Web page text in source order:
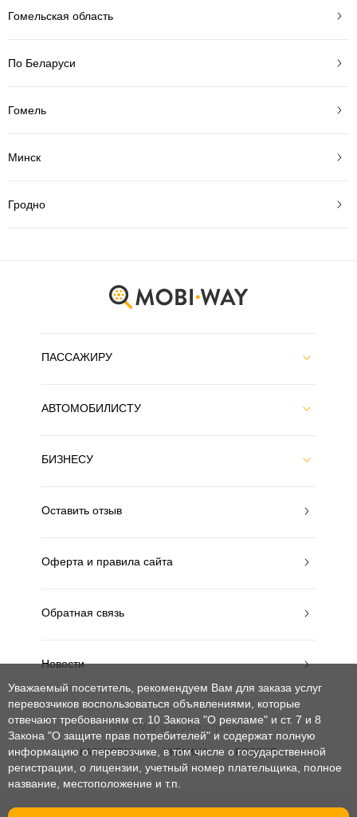
Гомельская область
По Беларуси
Гомель
Минск
Гродно
ПАССАЖИРУ
АВТОМОБИЛИСТУ
БИЗНЕСУ
Оставить отзыв
Оферта и правила сайта
Обратная связь
Новости
MobiWay в других странах
КАЗАХСТАН УКРАИНА РОССИЯ
Уважаемый посетитель, рекомендуем Вам для заказа услуг
перевозчиков воспользоваться объявлениями, которые
отвечают требованиям ст. 10 Закона "О рекламе" и ст. 7 и 8
Закона "О защите прав потребителей" и содержат полную
информацию о перевозчике, в том числе о государственной
регистрации, о лицензии, учетный номер плательщика, полное
название, местоположение и т.п.